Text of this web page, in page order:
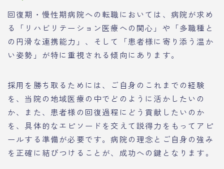
回復期・慢性期病院への転職においては、病院が求め
る「リハビリテーション医療への関心」や「多職種と
の円滑な連携能力」、そして「患者様に寄り添う温か
い姿勢」が特に重視される傾向にあります。
採用を勝ち取るためには、ご自身のこれまでの経験
を、当院の地域医療の中でどのように活かしたいの
か、また、患者様の回復過程にどう貢献したいのか
を、具体的なエピソードを交えて説得力をもってアピ
ールする準備が必要です。病院の理念とご自身の強み
を正確に結びつけることが、成功への鍵となります。